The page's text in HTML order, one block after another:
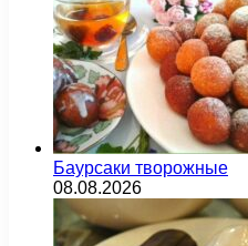
Баурсаки творожные
08.08.2026